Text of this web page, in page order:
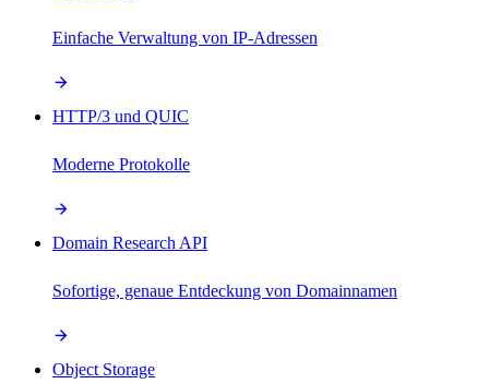
Einfache Verwaltung von IP-Adressen
HTTP/3 und QUIC
Moderne Protokolle
Domain Research API
Sofortige, genaue Entdeckung von Domainnamen
Object Storage